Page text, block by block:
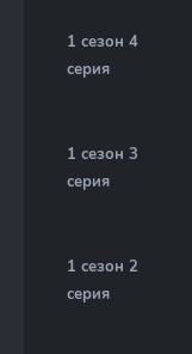
1 сезон 4
серия
1 сезон 3
серия
1 сезон 2
серия